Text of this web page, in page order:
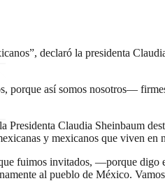
declaró la presidenta
porque así somos nosotros—
Claudia Sheinbaum
y mexicanos que viven
fuimos invitados, —porque
al pueblo de México.